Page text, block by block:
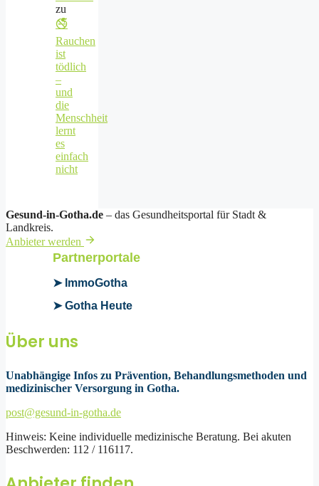
zu
🚭
Rauchen
ist
tödlich
–
und
die
Menschheit
lernt
es
einfach
nicht
Gesund-in-Gotha.de – das Gesundheitsportal für Stadt &
Landkreis.
Anbieter werden
Partnerportale
➤ ImmoGotha
➤ Gotha Heute
Über uns
Unabhängige Infos zu Prävention, Behandlungsmethoden und
medizinischer Versorgung in Gotha.
post@gesund-in-gotha.de
Hinweis: Keine individuelle medizinische Beratung. Bei akuten
Beschwerden: 112 / 116117.